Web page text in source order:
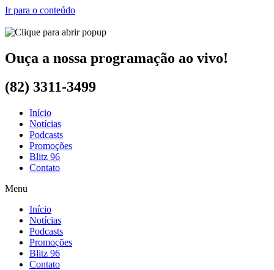
Ir para o conteúdo
Ouça a nossa programação ao vivo!
(82) 3311-3499
Início
Notícias
Podcasts
Promoções
Blitz 96
Contato
Menu
Início
Notícias
Podcasts
Promoções
Blitz 96
Contato